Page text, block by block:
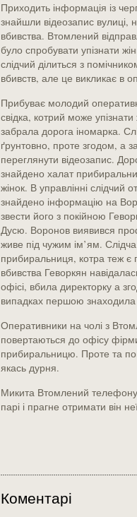
Приходить інформація із
знайшли відеозапис вулиці,
вбивства. Втомлений
було спробувати упізнати
слідчий ділиться з
вбивств, але це викликає в
Прибуває молодий
свідка, котрий може упізнати
забрала дорога іномарка.
ґрунтовно, проте згодом, а
переглянути відеозапис.
знайдено халат
жінок. В управлінні
знайдено інформацію на
звести його з покійною
Дусю. Воронов виявився
живе під чужим ім’ям.
прибиральниця, котра теж є
вбивства Геворкян
офісі, вбила директорку а
випадках першою знаходила
Оперативники на чолі з
повертаються до офісу
прибиральницю. Проте та
якась дурня.
Микита Втомлений
парі і прагне отримати він
Коментарі